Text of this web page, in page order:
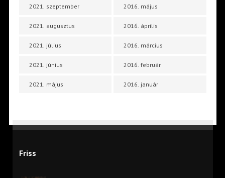
2021. szeptember
2021. augusztus
2021. július
2021. június
2021. május
2016. május
2016. április
2016. március
2016. február
2016. január
Friss